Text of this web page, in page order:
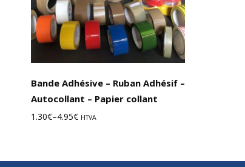
Bande Adhésive – Ruban Adhésif –
Autocollant – Papier collant
1.30€–4.95€ HTVA